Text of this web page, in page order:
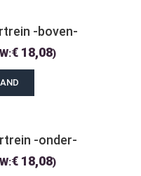
-boven-
€18,08)
-onder-
€18,08)